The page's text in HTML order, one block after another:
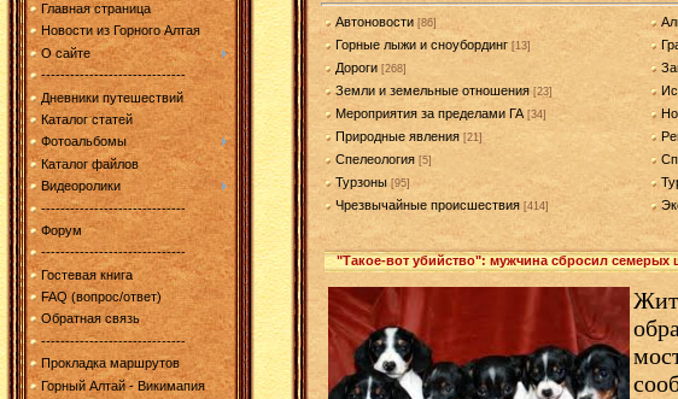
Главная страница
Новости из Горного Алтая
О сайте
------------------------------
Дневники путешествий
Каталог статей
Фотоальбомы
Каталог файлов
Видеоролики
------------------------------
Форум
------------------------------
Гостевая книга
FAQ (вопрос/ответ)
Обратная связь
------------------------------
Прокладка маршрутов
Горный Алтай - Викимапия
Автоновости [86]
Горные лыжи и сноубординг [13]
Дороги [268]
Земли и земельные отношения [23]
Мероприятия за пределами ГА [34]
Природные явления [21]
Спелеология [5]
Турзоны [95]
Чрезвычайные происшествия [414]
"Такое-вот убийство": мужчина сбросил семерых